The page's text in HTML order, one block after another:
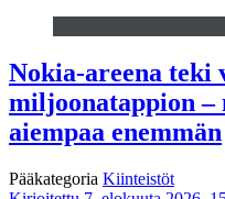
Nokia-areena teki
miljoonatappion
aiempaa enemmän
Pääkategoria Kiinteistöt